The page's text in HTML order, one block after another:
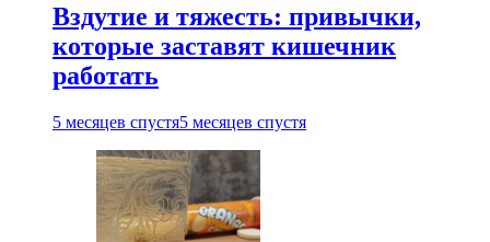
Вздутие и тяжесть: привычки,
которые заставят кишечник
работать
5 месяцев спустя5 месяцев спустя